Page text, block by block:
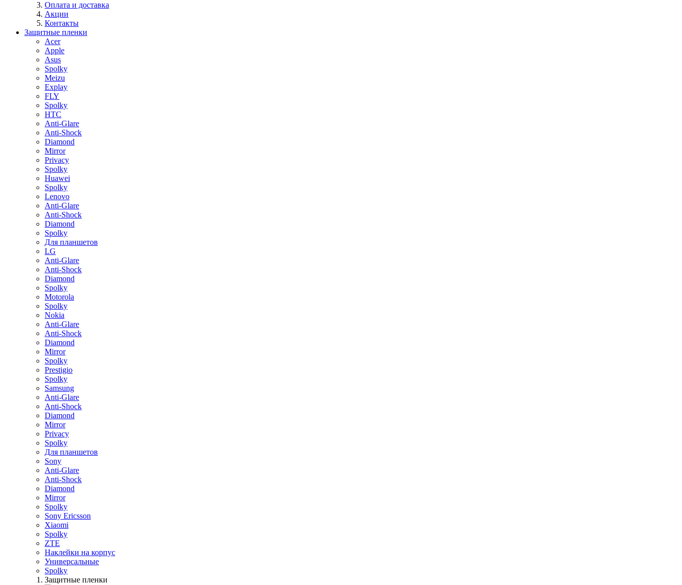
Оплата и доставка
Акции
Контакты
Защитные пленки
Acer
Apple
Asus
Spolky
Meizu
Explay
FLY
Spolky
HTC
Anti-Glare
Anti-Shock
Diamond
Mirror
Privacy
Spolky
Huawei
Spolky
Lenovo
Anti-Glare
Anti-Shock
Diamond
Spolky
Для планшетов
LG
Anti-Glare
Anti-Shock
Diamond
Spolky
Motorola
Spolky
Nokia
Anti-Glare
Anti-Shock
Diamond
Mirror
Spolky
Prestigio
Spolky
Samsung
Anti-Glare
Anti-Shock
Diamond
Mirror
Privacy
Spolky
Для планшетов
Sony
Anti-Glare
Anti-Shock
Diamond
Mirror
Spolky
Sony Ericsson
Xiaomi
Spolky
ZTE
Наклейки на корпус
Универсальные
Spolky
Защитные пленки